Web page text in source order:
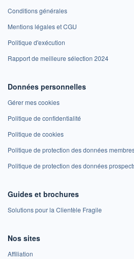
Conditions générales
Mentions légales et CGU
Politique d'exécution
Rapport de meilleure sélection 2024
Données personnelles
Gérer mes cookies
Politique de confidentialité
Politique de cookies
Politique de protection des données
Politique de protection des données
Guides et brochures
Solutions pour la Clientèle Fragile
Nos sites
Affiliation